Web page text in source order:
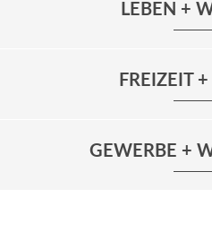
LEBEN +
FREIZEIT
GEWERBE +